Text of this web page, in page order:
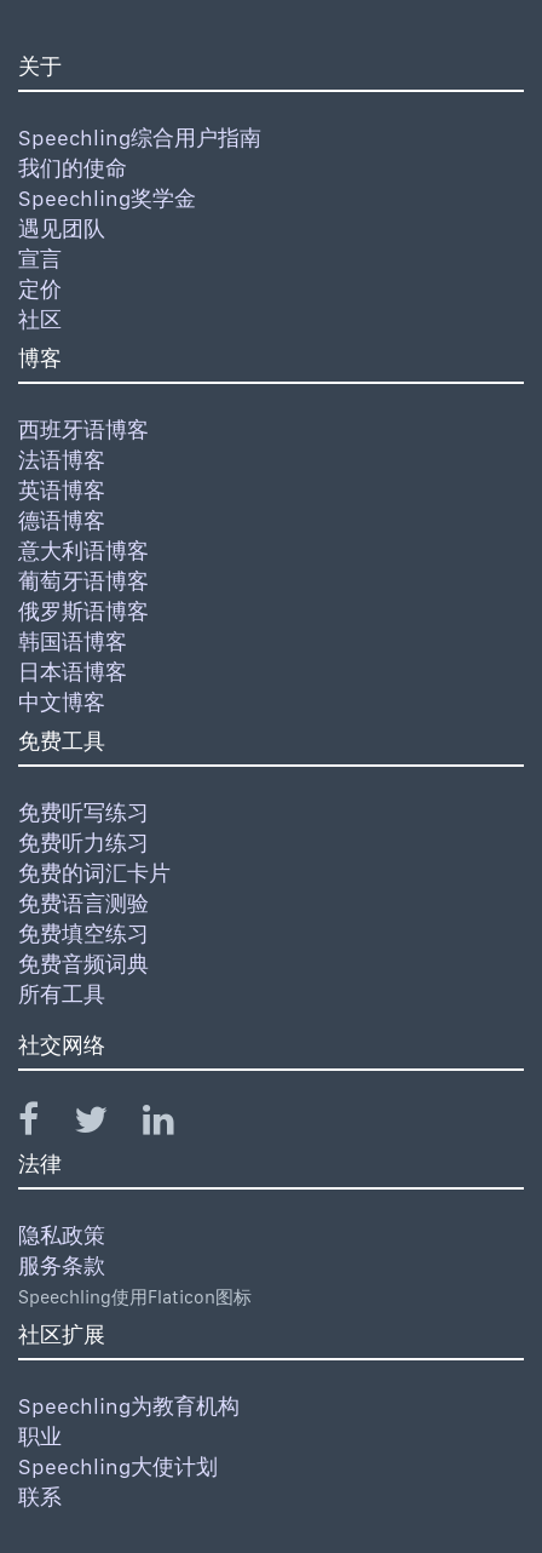
关于
Speechling综合用户指南
我们的使命
Speechling奖学金
遇见团队
宣言
定价
社区
博客
西班牙语博客
法语博客
英语博客
德语博客
意大利语博客
葡萄牙语博客
俄罗斯语博客
韩国语博客
日本语博客
中文博客
免费工具
免费听写练习
免费听力练习
免费的词汇卡片
免费语言测验
免费填空练习
免费音频词典
所有工具
社交网络
法律
隐私政策
服务条款
Speechling使用Flaticon图标
社区扩展
Speechling为教育机构
职业
Speechling大使计划
联系